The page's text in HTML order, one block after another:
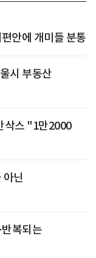
안에 개미들 분통
시 부동산
삭스 "1만2000
닌
복되는